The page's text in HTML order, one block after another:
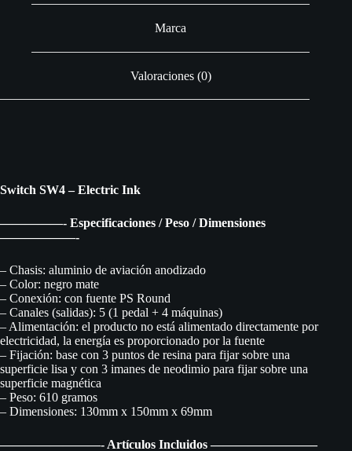
Marca
Valoraciones (0)
Switch SW4 – Electric Ink
—————- Especificaciones / Peso / Dimensiones
——————-
– Chasis: aluminio de aviación anodizado
– Color: negro mate
– Conexión: con fuente PS Round
– Canales (salidas): 5 (1 pedal + 4 máquinas)
– Alimentación: el producto no está alimentado directamente por
electricidad, la energía es proporcionado por la fuente
– Fijación: base con 3 puntos de resina para fijar sobre una
superficie lisa y con 3 imanes de neodimio para fijar sobre una
superficie magnética
– Peso: 610 gramos
– Dimensiones: 130mm x 150mm x 69mm
————————- Artículos Incluidos ————————–